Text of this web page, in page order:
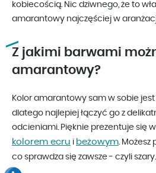
kobiecością. Nic dziwnego, że to
amarantowy najczęściej w
Z jakimi barwami
amarantowy?
Kolor amarantowy sam w sobie jest
dlatego najlepiej łączyć go z
odcieniami. Pięknie prezentuje się
kolorem ecru i beżowym. Możesz
co sprawdza się zawsze - czyli szary.